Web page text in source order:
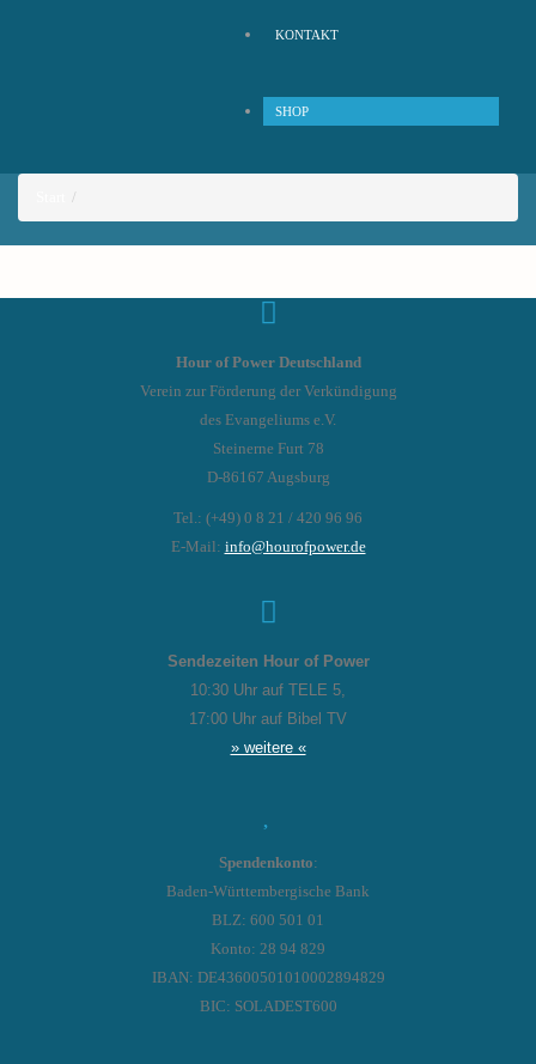
KONTAKT
SHOP
Hour of Power Deutschland
Verein zur Förderung der Verkündigung
des Evangeliums e.V.
Steinerne Furt 78
D-86167 Augsburg
Tel.: (+49) 0 8 21 / 420 96 96
E-Mail: info@hourofpower.de
Sendezeiten Hour of Power
10:30 Uhr auf TELE 5,
17:00 Uhr auf Bibel TV
» weitere «
Spendenkonto:
Baden-Württembergische Bank
BLZ: 600 501 01
Konto: 28 94 829
IBAN: DE43600501010002894829
BIC: SOLADEST600